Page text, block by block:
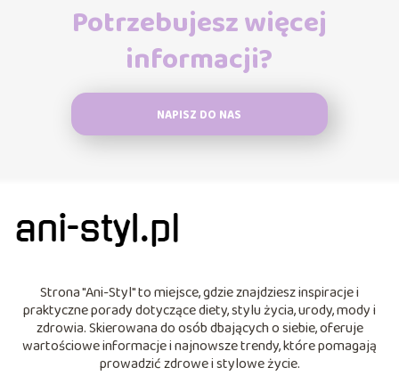
Potrzebujesz więcej
informacji?
NAPISZ DO NAS
Strona "Ani-Styl" to miejsce, gdzie znajdziesz inspiracje i
praktyczne porady dotyczące diety, stylu życia, urody, mody i
zdrowia. Skierowana do osób dbających o siebie, oferuje
wartościowe informacje i najnowsze trendy, które pomagają
prowadzić zdrowe i stylowe życie.